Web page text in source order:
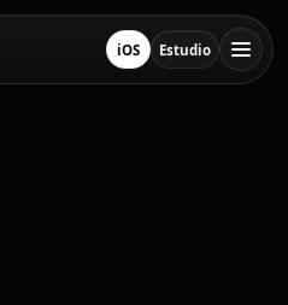
iOSDescargar en App Store
EstudioAbrir estudio